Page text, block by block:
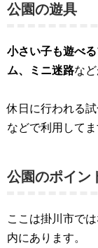
公園の遊具
小さい子も遊べ
ム、ミニ迷路など
休日に行われる
などで利用してま
公園のポイン
ここは掛川市で
内にあります。